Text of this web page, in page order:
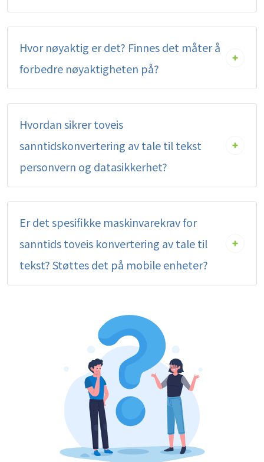
Hvor nøyaktig er det? Finnes det måter å
forbedre nøyaktigheten på?
Hvordan sikrer toveis
sanntidskonvertering av tale til tekst
personvern og datasikkerhet?
Er det spesifikke maskinvarekrav for
sanntids toveis konvertering av tale til
tekst? Støttes det på mobile enheter?